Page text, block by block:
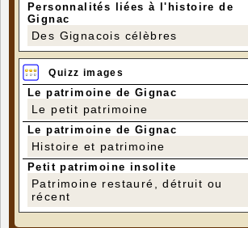
Personnalités liées à l'histoire de
Gignac
Des Gignacois célèbres
Quizz images
Le patrimoine de Gignac
Le petit patrimoine
Le patrimoine de Gignac
Histoire et patrimoine
Petit patrimoine insolite
Patrimoine restauré, détruit ou
récent